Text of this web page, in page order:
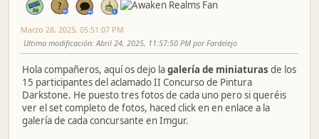
Marzo 28, 2025, 05:51:07 PM
Ultima modificación: Abril 24, 2025, 11:57:50 PM por Fardelejo
Hola compañeros, aquí os dejo lagalería de miniaturas de los
15 participantes del aclamado II Concurso de Pintura
Darkstone. He puesto tres fotos de cada uno pero si queréis
ver el set completo de fotos, haced click en en enlace a la
galería de cada concursante en Imgur.